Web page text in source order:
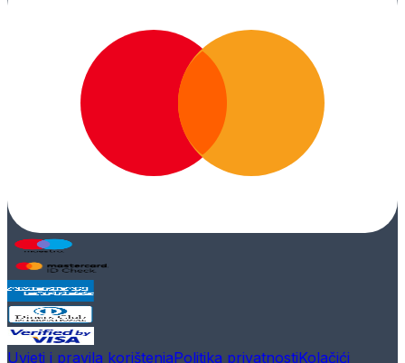
Uvjeti i pravila korištenjaPolitika privatnostiKolačići